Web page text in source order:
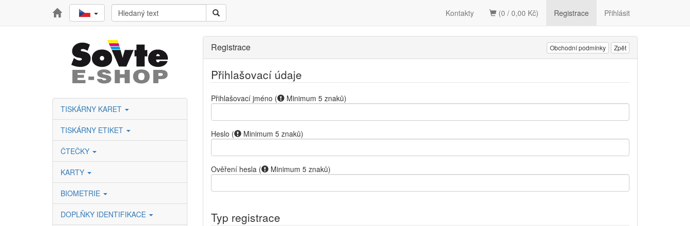
Registrace Přihlásit
Kontakty (0 / 0,00 Kč)
TISKÁRNY KARET
TISKÁRNY ETIKET
ČTEČKY
KARTY
BIOMETRIE
DOPLŇKY IDENTIFIKACE
Registrace Obchodní podmínky Zpět
Přihlašovací údaje
Přihlašovací jméno ( Minimum 5 znaků)
Heslo ( Minimum 5 znaků)
Ověření hesla ( Minimum 5 znaků)
Typ registrace